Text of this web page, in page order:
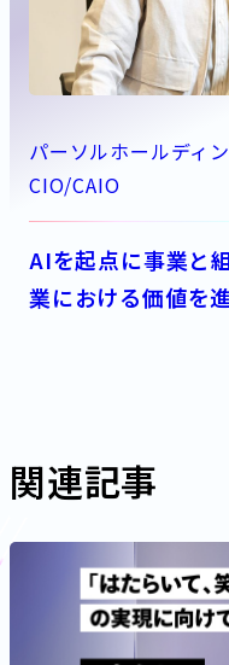
パーソルホールディ
CIO/CAIO
AIを起点に事業と
業における価値を
関連記事